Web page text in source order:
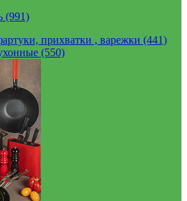
(991)
прихватки , варежки (441)
(550)